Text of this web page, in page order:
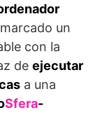
un
con la
de ejecutar
a una
Sfera-